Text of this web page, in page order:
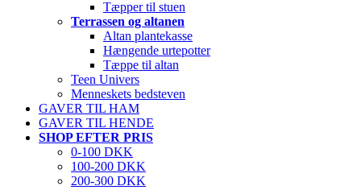
Tæpper til stuen
Terrassen og altanen
Altan plantekasse
Hængende urtepotter
Tæppe til altan
Teen Univers
Menneskets bedsteven
GAVER TIL HAM
GAVER TIL HENDE
SHOP EFTER PRIS
0-100 DKK
100-200 DKK
200-300 DKK